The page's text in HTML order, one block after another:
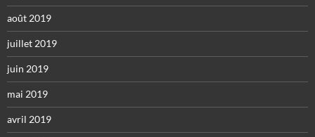
août 2019
juillet 2019
juin 2019
mai 2019
avril 2019